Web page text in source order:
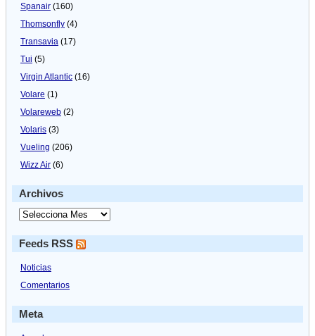
Spanair (160)
Thomsonfly (4)
Transavia (17)
Tui (5)
Virgin Atlantic (16)
Volare (1)
Volareweb (2)
Volaris (3)
Vueling (206)
Wizz Air (6)
Archivos
Feeds RSS
Noticias
Comentarios
Meta